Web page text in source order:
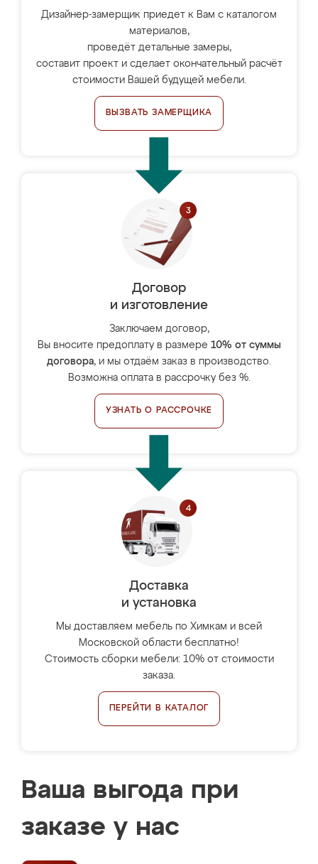
Дизайнер-замерщик приедет к Вам с каталогом
материалов,
проведёт детальные замеры,
составит проект и сделает окончательный расчёт
стоимости Вашей будущей мебели.
ВЫЗВАТЬ ЗАМЕРЩИКА
Договор
и изготовление
Заключаем договор,
Вы вносите предоплату в размере 10% от суммы
договора, и мы отдаём заказ в производство.
Возможна оплата в рассрочку без %.
УЗНАТЬ О РАССРОЧКЕ
Доставка
и установка
Мы доставляем мебель по Химкам и всей
Московской области бесплатно!
Стоимость сборки мебели: 10% от стоимости
заказа.
ПЕРЕЙТИ В КАТАЛОГ
Ваша выгода при
заказе у нас